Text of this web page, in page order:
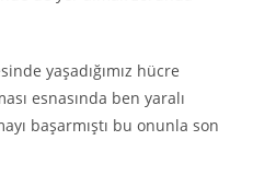
yaşadığımız hücre
esnasında ben yaralı
başarmıştı bu onunla son